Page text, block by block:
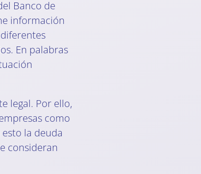
Banco de
información
En palabras
legal. Por ello,
como
la deuda
consideran